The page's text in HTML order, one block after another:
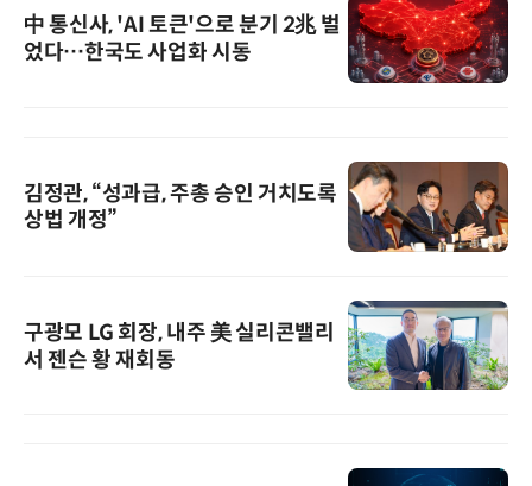
中 통신사, 'AI 토큰'으로 분기 2兆 벌
었다…한국도 사업화 시동
김정관, “성과급, 주총 승인 거치도록
상법 개정”
구광모 LG 회장, 내주 美 실리콘밸리
서 젠슨 황 재회동